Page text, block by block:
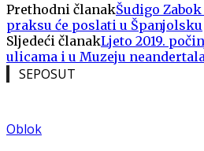
Prethodni članakŠudigo
praksu će poslati u Španjolsku
Sljedeći članakLjeto 2019.
ulicama i u Muzeju
SEPOSUT
Oblok